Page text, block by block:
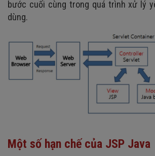
bước cuối cùng trong quá trình xử lý
dùng.
Một số hạn chế của JSP Java